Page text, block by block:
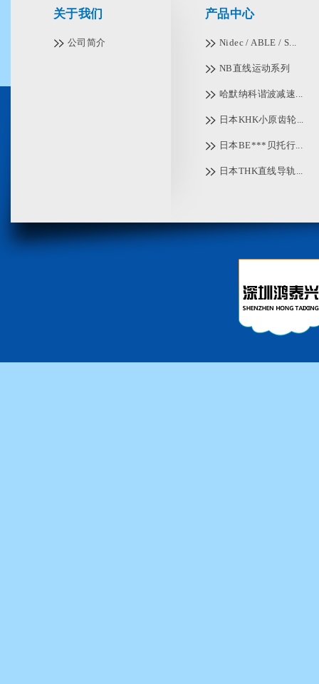
关于我们
公司简介
产品中心
Nidec / ABLE / S...
NB直线运动系列
哈默纳科谐波减速...
日本KHK小原齿轮...
日本BE***贝托行...
日本THK直线导轨...